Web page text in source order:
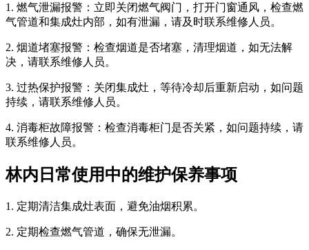
1. 燃气泄漏报警：立即关闭燃气阀门，打开门窗通风，检查燃
气管道和集成灶内部，如有泄漏，请及时联系维修人员。
2. 烟道堵塞报警：检查烟道是否堵塞，清理烟道，如无法解
决，请联系维修人员。
3. 过热保护报警：关闭集成灶，等待冷却后重新启动，如问题
持续，请联系维修人员。
4. 消毒柜故障报警：检查消毒柜门是否关紧，如问题持续，请
联系维修人员。
林内日常使用中的维护保养事项
1. 定期清洁集成灶表面，避免油烟积累。
2. 定期检查燃气管道，确保无泄漏。